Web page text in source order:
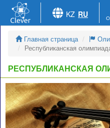
Главная страница
Республиканская
РЕСПУБЛИКАНСКАЯ
KZ RU